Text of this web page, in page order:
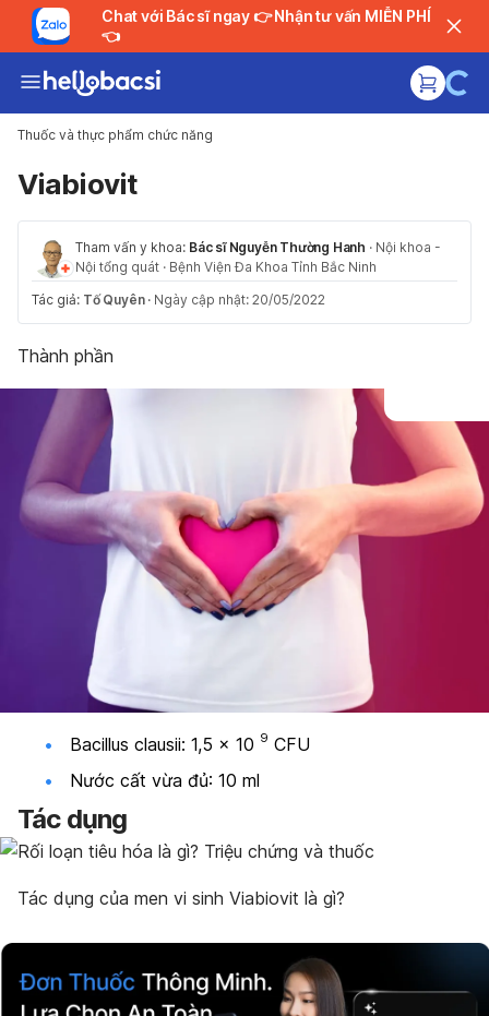
Chat với Bác sĩ ngay 👉 Nhận tư vấn MIỄN PHÍ
👈
Thuốc và thực phẩm chức năng
Viabiovit
Tham vấn y khoa: Bác sĩ Nguyễn Thường Hanh · Nội khoa -
Nội tổng quát · Bệnh Viện Đa Khoa Tỉnh Bắc Ninh
Tác giả: Tố Quyên · Ngày cập nhật: 20/05/2022
Thành phần
Bacillus clausii: 1,5 x 10 9 CFU
Nước cất vừa đủ: 10 ml
Tác dụng
Tác dụng của men vi sinh Viabiovit là gì?